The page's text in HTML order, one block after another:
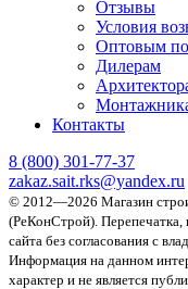
Отзывы
Условия
Оптовым
Дилерам
Контакты
8 (800) 301-77-37
zakaz.sait.rks@yandex.ru
© 2012—2026 Магазин
(РеКонСтрой). Перепечатка,
сайта без согласования с
Информация на данном
характер и не является